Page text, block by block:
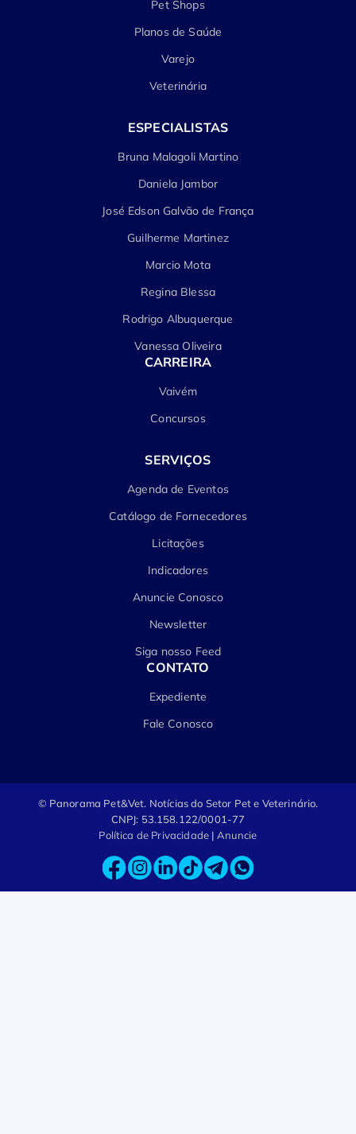
Pet Shops
Planos de Saúde
Varejo
Veterinária
ESPECIALISTAS
Bruna Malagoli Martino
Daniela Jambor
José Edson Galvão de França
Guilherme Martinez
Marcio Mota
Regina Blessa
Rodrigo Albuquerque
Vanessa Oliveira
CARREIRA
Vaivém
Concursos
SERVIÇOS
Agenda de Eventos
Catálogo de Fornecedores
Licitações
Indicadores
Anuncie Conosco
Newsletter
Siga nosso Feed
CONTATO
Expediente
Fale Conosco
© Panorama Pet&Vet. Notícias do Setor Pet e Veterinário.
CNPJ: 53.158.122/0001-77
Política de Privacidade | Anuncie